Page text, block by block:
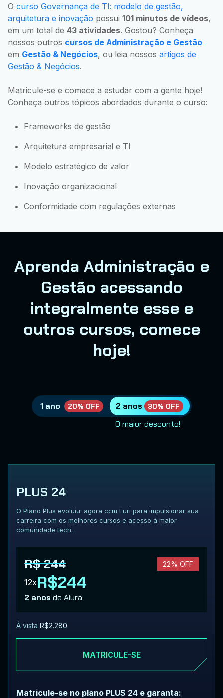
O curso Governança de TI: modelo de gestão,
arquitetura e inovação possui 101 minutos de vídeos,
em um total de 43 atividades. Gostou? Conheça
nossos outros cursos de Administração e Gestão
em Gestão & Negócios, ou leia nossos artigos de
Gestão & Negócios.
Matricule-se e comece a estudar com a gente hoje!
Conheça outros tópicos abordados durante o curso:
Frameworks de gestão
Arquitetura empresarial e TI
Modelo estratégico de valor
Inovação organizacional
Conformidade com regulações externas
Aprenda Administração e
Gestão acessando
integralmente esse e
outros cursos, comece
hoje!
1 ano 20% OFF 2 anos 30% OFF
O maior desconto!
PLUS 24
O Plano Plus evoluiu: agora com Luri para impulsionar sua
carreira com os melhores cursos e acesso à maior
comunidade tech.
R$ 244 22% OFF
12xR$244
2 anosde Alura
À vista R$2.280
MATRICULE-SE
Matricule-se no plano PLUS 24 e garanta: